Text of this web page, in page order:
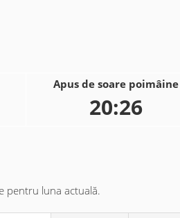
Apus de soare poimâine
20:26
pentru luna actuală.